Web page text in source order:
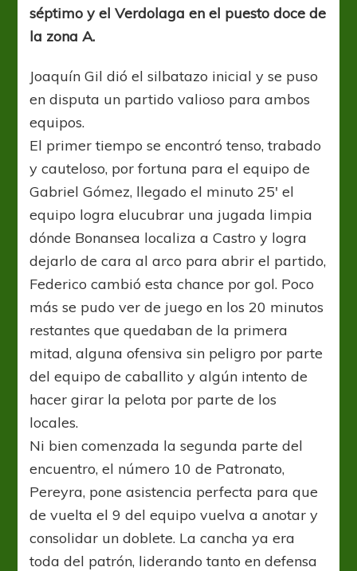
séptimo y el Verdolaga en el puesto doce de
la zona A.
Joaquín Gil dió el silbatazo inicial y se puso
en disputa un partido valioso para ambos
equipos.
El primer tiempo se encontró tenso, trabado
y cauteloso, por fortuna para el equipo de
Gabriel Gómez, llegado el minuto 25′ el
equipo logra elucubrar una jugada limpia
dónde Bonansea localiza a Castro y logra
dejarlo de cara al arco para abrir el partido,
Federico cambió esta chance por gol. Poco
más se pudo ver de juego en los 20 minutos
restantes que quedaban de la primera
mitad, alguna ofensiva sin peligro por parte
del equipo de caballito y algún intento de
hacer girar la pelota por parte de los
locales.
Ni bien comenzada la segunda parte del
encuentro, el número 10 de Patronato,
Pereyra, pone asistencia perfecta para que
de vuelta el 9 del equipo vuelva a anotar y
consolidar un doblete. La cancha ya era
toda del patrón, liderando tanto en defensa